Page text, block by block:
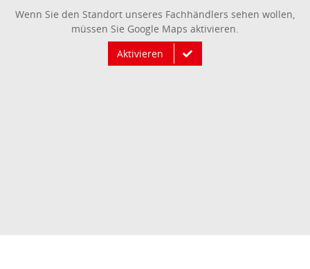
Wenn Sie den Standort unseres Fachhändlers sehen wollen,
müssen Sie Google Maps aktivieren.
Aktivieren